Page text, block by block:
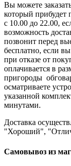
Вы можете
который прибудет
с 10.00 до 22.00,
возможность
позвонит перед
бесплатно, если
при отказе от
оплачивается в
пригороды
осматриваете
указанной
минутами.
Доставка
"Хороший",
Самовывоз из